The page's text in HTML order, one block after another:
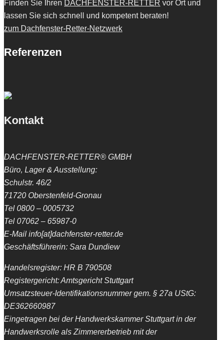
Finden Sie Ihren DACHFENSTER-RETTER vor Ort und
lassen Sie sich schnell und kompetent beraten!
zum Dachfenster-Retter-Netzwerk
Referenzen
Kontakt
DACHFENSTER-RETTER® GMBH
Büro, Lager & Ausstellung:
Schulstr. 46/2
71720 Oberstenfeld-Gronau
Tel 0800 – 0005732
Tel 07062 – 65987-0
E-Mail info[at]dachfenster-retter.de
Geschäftsführerin: Sara Dundiew
Handelsregister: HR B 790508
Registergericht: Amtsgericht Stuttgart
Umsatzsteuer-Identifikationsnummer gem. § 27a UStG:
DE362660987
Eingetragen bei der Handwerkskammer Stuttgart in der
Handwerksrolle als Zimmererbetrieb mit der